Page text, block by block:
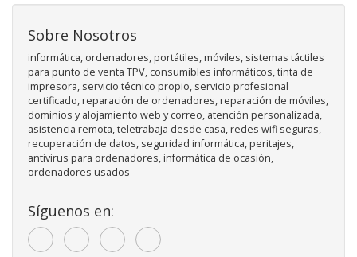
Sobre Nosotros
informática, ordenadores, portátiles, móviles, sistemas táctiles
para punto de venta TPV, consumibles informáticos, tinta de
impresora, servicio técnico propio, servicio profesional
certificado, reparación de ordenadores, reparación de móviles,
dominios y alojamiento web y correo, atención personalizada,
asistencia remota, teletrabaja desde casa, redes wifi seguras,
recuperación de datos, seguridad informática, peritajes,
antivirus para ordenadores, informática de ocasión,
ordenadores usados
Síguenos en: